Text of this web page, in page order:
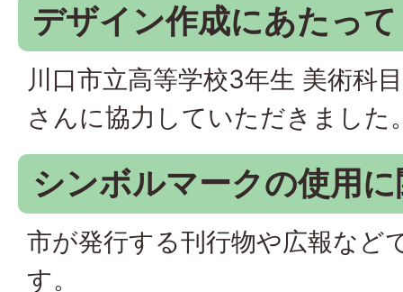
デザイン作成にあたって
川口市立高等学校3年生 美術科
さんに協力していただきました
シンボルマークの使用
市が発行する刊行物や広報など
す。